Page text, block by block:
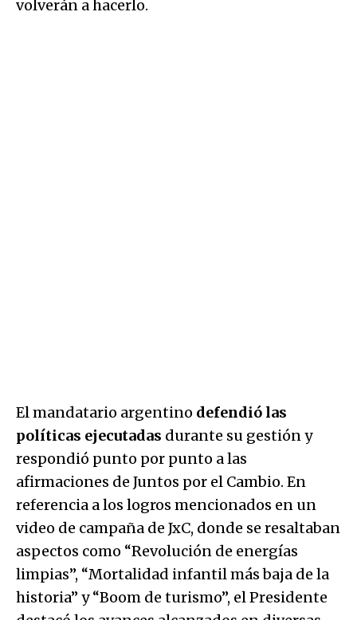
volverán a hacerlo.
El mandatario argentino defendió las
políticas ejecutadas durante su gestión y
respondió punto por punto a las
afirmaciones de Juntos por el Cambio. En
referencia a los logros mencionados en un
video de campaña de JxC, donde se resaltaban
aspectos como “Revolución de energías
limpias”, “Mortalidad infantil más baja de la
historia” y “Boom de turismo”, el Presidente